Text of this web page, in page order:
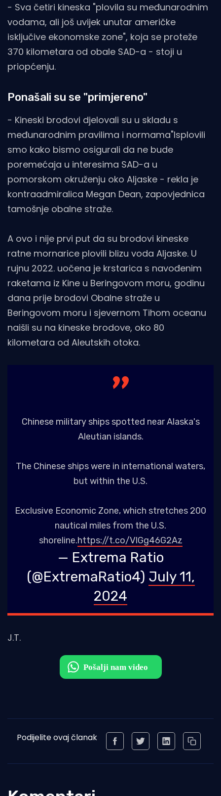
- Sva četiri kineska "plovila su međunarodnim
vodama, ali još uvijek unutar američke
isključive ekonomske zone", koja se proteže
370 kilometara od obale SAD-a - stoji u
priopćenju.
Ponašali su se "primjereno"
- Kineski brodovi djelovali su u skladu s
međunarodnim pravilima i normama"Isplovili
smo kako bismo osigurali da ne bude
poremećaja u interesima SAD-a u
pomorskom okruženju oko Aljaske - rekla je
kontraadmiralica Megan Dean, zapovjednica
tamošnje obalne straže.
A ovo i nije prvi put da su brodovi kineske
ratne mornarice plovili blizu voda Aljaske. U
rujnu 2022. uočena je krstarica s navođenim
raketama iz Kine u Beringovom moru, godinu
dana prije brodovi Obalne straže u
Beringovom moru i sjevernom Tihom oceanu
naišli su na kineske brodove, oko 80
kilometara od Aleutskih otoka.
Chinese military ships spotted near Alaska's
Aleutian islands.
The Chinese ships were in international waters,
but within the U.S.
Exclusive Economic Zone, which stretches 200
nautical miles from the U.S.
shoreline.https://t.co/VlGg46G2Az
— Extrema Ratio
(@ExtremaRatio4) July 11,
2024
J.T.
Podijelite ovaj članak